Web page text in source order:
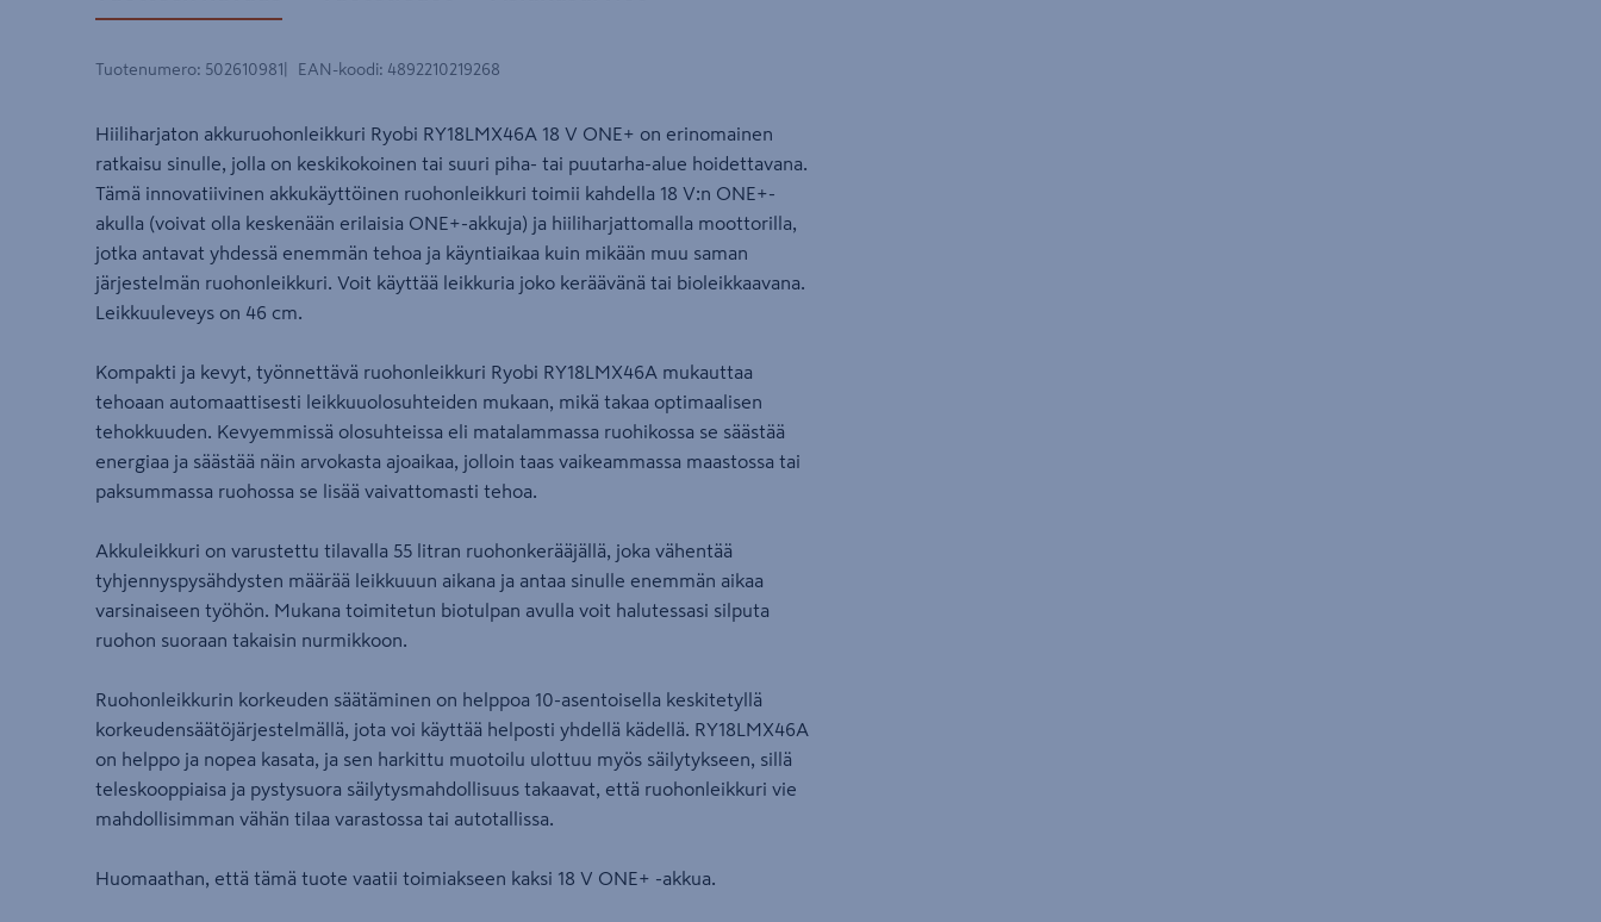
Tuotenumero: 502610981 EAN-koodi: 4892210219268
Hiiliharjaton akkuruohonleikkuri Ryobi RY18LMX46A 18 V ONE+ on erinomainen
ratkaisu sinulle, jolla on keskikokoinen tai suuri piha- tai puutarha-alue hoidettavana.
Tämä innovatiivinen akkukäyttöinen ruohonleikkuri toimii kahdella 18 V:n ONE+-
akulla (voivat olla keskenään erilaisia ONE+-akkuja) ja hiiliharjattomalla moottorilla,
jotka antavat yhdessä enemmän tehoa ja käyntiaikaa kuin mikään muu saman
järjestelmän ruohonleikkuri. Voit käyttää leikkuria joko keräävänä tai bioleikkaavana.
Leikkuuleveys on 46 cm.
Kompakti ja kevyt, työnnettävä ruohonleikkuri Ryobi RY18LMX46A mukauttaa
tehoaan automaattisesti leikkuuolosuhteiden mukaan, mikä takaa optimaalisen
tehokkuuden. Kevyemmissä olosuhteissa eli matalammassa ruohikossa se säästää
energiaa ja säästää näin arvokasta ajoaikaa, jolloin taas vaikeammassa maastossa tai
paksummassa ruohossa se lisää vaivattomasti tehoa.
Akkuleikkuri on varustettu tilavalla 55 litran ruohonkerääjällä, joka vähentää
tyhjennyspysähdysten määrää leikkuuun aikana ja antaa sinulle enemmän aikaa
varsinaiseen työhön. Mukana toimitetun biotulpan avulla voit halutessasi silputa
ruohon suoraan takaisin nurmikkoon.
Ruohonleikkurin korkeuden säätäminen on helppoa 10-asentoisella keskitetyllä
korkeudensäätöjärjestelmällä, jota voi käyttää helposti yhdellä kädellä. RY18LMX46A
on helppo ja nopea kasata, ja sen harkittu muotoilu ulottuu myös säilytykseen, sillä
teleskooppiaisa ja pystysuora säilytysmahdollisuus takaavat, että ruohonleikkuri vie
mahdollisimman vähän tilaa varastossa tai autotallissa.
Huomaathan, että tämä tuote vaatii toimiakseen kaksi 18 V ONE+ -akkua.